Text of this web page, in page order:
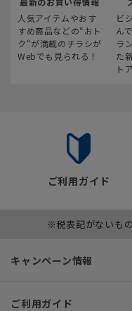
人気アイテムやおす
すめ商品などの“おト
ク“が満載のチラシが
Webでも見られる！
ビ
ん
ラ
た
ト
ご利用ガイド
※税表記がないも
キャンペーン情報
ご利用ガイド